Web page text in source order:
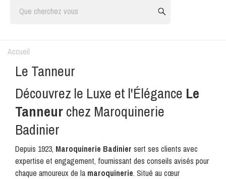
Accueil
Le Tanneur
Découvrez le Luxe et l'Élégance Le
Tanneurchez Maroquinerie
Badinier
Depuis 1923, Maroquinerie Badinier sert ses clients avec
expertise et engagement, fournissant des conseils avisés pour
chaque amoureux de la maroquinerie. Situé au cœur